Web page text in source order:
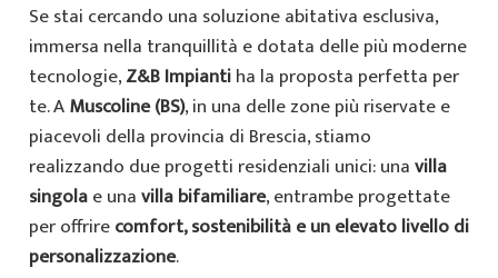
Se stai cercando una soluzione abitativa esclusiva,
immersa nella tranquillità e dotata delle più moderne
tecnologie,Z&B Impiantiha la proposta perfetta per
te. AMuscoline (BS), in una delle zone più riservate e
piacevoli della provincia di Brescia, stiamo
realizzando due progetti residenziali unici: unavilla
singolae unavilla bifamiliare, entrambe progettate
per offrirecomfort, sostenibilità e un elevato livello di
personalizzazione.